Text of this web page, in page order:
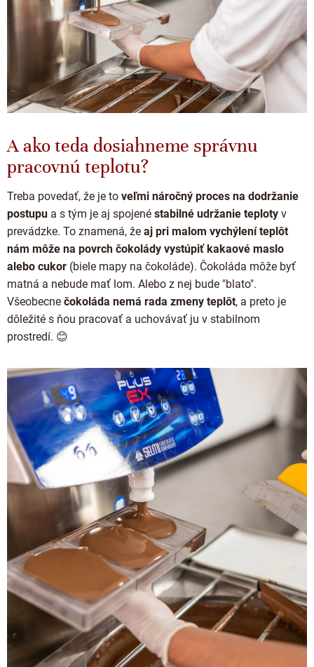
A ako teda dosiahneme správnu
pracovnú teplotu?
Treba povedať, že je to veľmi náročný proces na dodržanie
postupu a s tým je aj spojené stabilné udržanie teploty v
prevádzke. To znamená, že aj pri malom vychýlení teplôt
nám môže na povrch čokolády vystúpiť kakaové maslo
alebo cukor (biele mapy na čokoláde). Čokoláda môže byť
matná a nebude mať lom. Alebo z nej bude "blato".
Všeobecne čokoláda nemá rada zmeny teplôt, a preto je
dôležité s ňou pracovať a uchovávať ju v stabilnom
prostredí. 😊